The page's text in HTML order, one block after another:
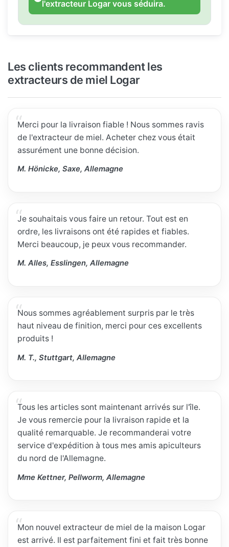
l'extracteur Logar vous séduira.
Les clients recommandent les
extracteurs de miel Logar
Merci pour la livraison fiable ! Nous sommes ravis
de l'extracteur de miel. Acheter chez vous était
assurément une bonne décision.
M. Hönicke, Saxe, Allemagne
Je souhaitais vous faire un retour. Tout est en
ordre, les livraisons ont été rapides et fiables.
Merci beaucoup, je peux vous recommander.
M. Alles, Esslingen, Allemagne
Nous sommes agréablement surpris par le très
haut niveau de finition, merci pour ces excellents
produits !
M. T., Stuttgart, Allemagne
Tous les articles sont maintenant arrivés sur l'île.
Je vous remercie pour la livraison rapide et la
qualité remarquable. Je recommanderai votre
service d'expédition à tous mes amis apiculteurs
du nord de l'Allemagne.
Mme Kettner, Pellworm, Allemagne
Mon nouvel extracteur de miel de la maison Logar
est arrivé. Il est parfaitement fini et fait très bonne